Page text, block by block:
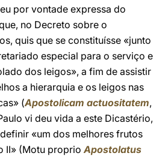
por vontade expressa do
no Decreto sobre o
quis que se constituísse «junto
especial para o serviço e
dos leigos», a fim de assistir
a hierarquia e os leigos nas
(Apostolicam actuositatem,
vi deu vida a este Dicastério,
«um dos melhores frutos
II» (Motu proprioApostolatus